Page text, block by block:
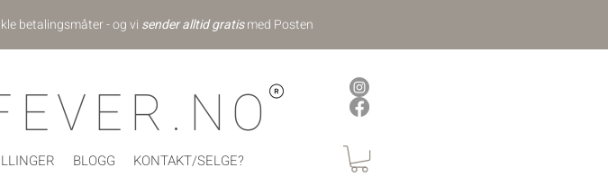
betalingsmåter - og vi sender alltid gratismed Posten
BLOGG KONTAKT/SELGE?